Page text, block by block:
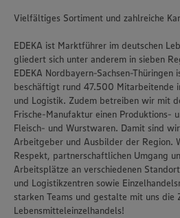
Vielfältiges Sortiment und zahlreiche
EDEKA ist Marktführer im deutschen
gliedert sich unter anderem in sieben
EDEKA Nordbayern-Sachsen-Thüringen
beschäftigt rund 47.500 Mitarbeitende
und Logistik. Zudem betreiben wir mit
Frische-Manufaktur einen Produktions-
Fleisch- und Wurstwaren. Damit sind
Arbeitgeber und Ausbilder der Region.
Respekt, partnerschaftlichen Umgang
Arbeitsplätze an verschiedenen
und Logistikzentren sowie
starken Teams und gestalte mit uns die
Lebensmitteleinzelhandels!